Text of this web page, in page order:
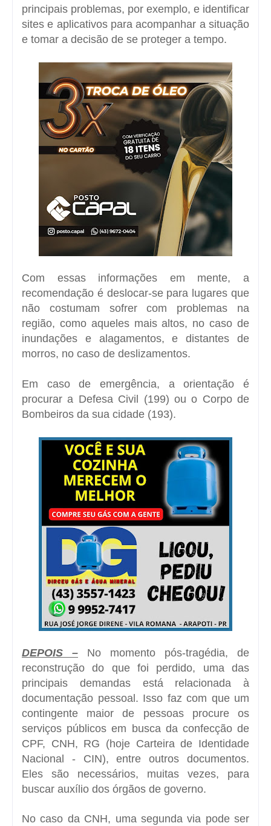
principais problemas, por exemplo, e identificar
sites e aplicativos para acompanhar a situação
e tomar a decisão de se proteger a tempo.
Com essas informações em mente, a
recomendação é deslocar-se para lugares que
não costumam sofrer com problemas na
região, como aqueles mais altos, no caso de
inundações e alagamentos, e distantes de
morros, no caso de deslizamentos.
Em caso de emergência, a orientação é
procurar a Defesa Civil (199) ou o Corpo de
Bombeiros da sua cidade (193).
DEPOIS – No momento pós-tragédia, de
reconstrução do que foi perdido, uma das
principais demandas está relacionada à
documentação pessoal. Isso faz com que um
contingente maior de pessoas procure os
serviços públicos em busca da confecção de
CPF, CNH, RG (hoje Carteira de Identidade
Nacional - CIN), entre outros documentos.
Eles são necessários, muitas vezes, para
buscar auxílio dos órgãos de governo.
No caso da CNH, uma segunda via pode ser